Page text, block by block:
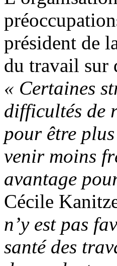
président de
du travail sur
« Certaines
difficultés de
pour être
venir moins
avantage
Cécile
n’y est pas
santé des